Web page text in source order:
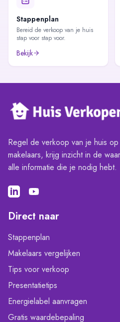
Stappenplan
Bereid de verkoop van je huis
stap voor stap voor.
Bekijk
Regel de verkoop van je huis
makelaars, krijg inzicht in de
alle informatie die je nodig hebt.
Direct naar
Stappenplan
Makelaars vergelijken
Tips voor verkoop
Presentatietips
Energielabel aanvragen
Gratis waardebepaling